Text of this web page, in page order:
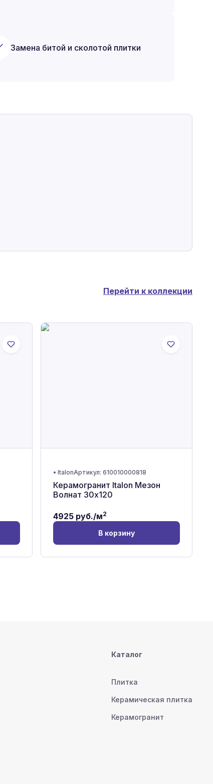
Замена битой и сколотой плитки
Перейти к коллекции
• ItalonАртикул: 610010000818
Керамогранит Italon Мезон
Волнат 30x120
4925руб./м2
В корзину
Каталог
Плитка
Керамическая плитка
Керамогранит